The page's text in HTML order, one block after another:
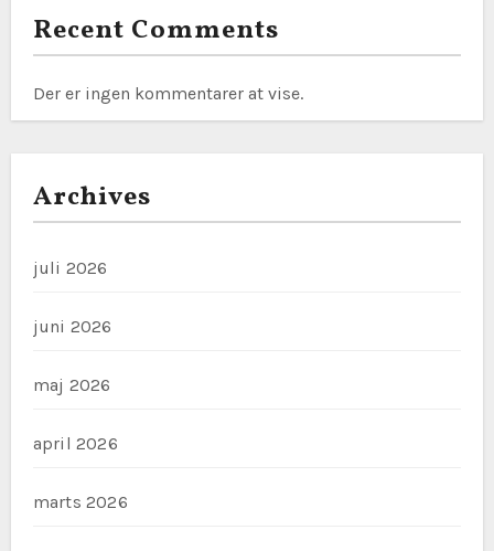
Recent Comments
Der er ingen kommentarer at vise.
Archives
juli 2026
juni 2026
maj 2026
april 2026
marts 2026